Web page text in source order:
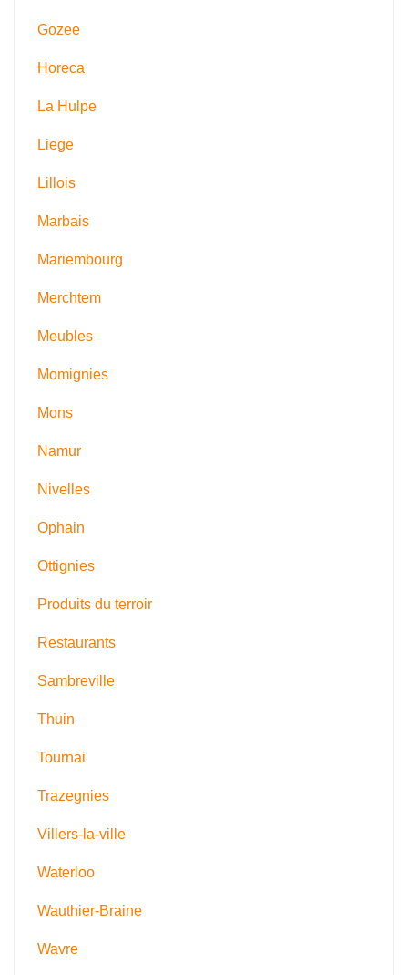
Gozee
Horeca
La Hulpe
Liege
Lillois
Marbais
Mariembourg
Merchtem
Meubles
Momignies
Mons
Namur
Nivelles
Ophain
Ottignies
Produits du terroir
Restaurants
Sambreville
Thuin
Tournai
Trazegnies
Villers-la-ville
Waterloo
Wauthier-Braine
Wavre